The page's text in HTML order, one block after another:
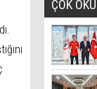
ÇOK